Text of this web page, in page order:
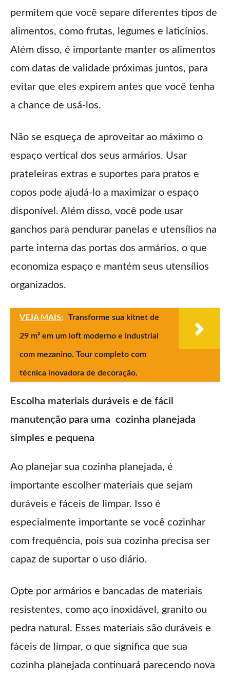
permitem que você separe diferentes tipos de
alimentos, como frutas, legumes e laticínios.
Além disso, é importante manter os alimentos
com datas de validade próximas juntos, para
evitar que eles expirem antes que você tenha
a chance de usá-los.
Não se esqueça de aproveitar ao máximo o
espaço vertical dos seus armários. Usar
prateleiras extras e suportes para pratos e
copos pode ajudá-lo a maximizar o espaço
disponível. Além disso, você pode usar
ganchos para pendurar panelas e utensílios na
parte interna das portas dos armários, o que
economiza espaço e mantém seus utensílios
organizados.
VEJA MAIS: Transforme sua kitnet de
29 m² em um loft moderno e industrial
com mezanino. Tour completo com
técnica inovadora de decoração.
Escolha materiais duráveis e de fácil
manutenção para uma cozinha planejada
simples e pequena
Ao planejar sua cozinha planejada, é
importante escolher materiais que sejam
duráveis e fáceis de limpar. Isso é
especialmente importante se você cozinhar
com frequência, pois sua cozinha precisa ser
capaz de suportar o uso diário.
Opte por armários e bancadas de materiais
resistentes, como aço inoxidável, granito ou
pedra natural. Esses materiais são duráveis e
fáceis de limpar, o que significa que sua
cozinha planejada continuará parecendo nova